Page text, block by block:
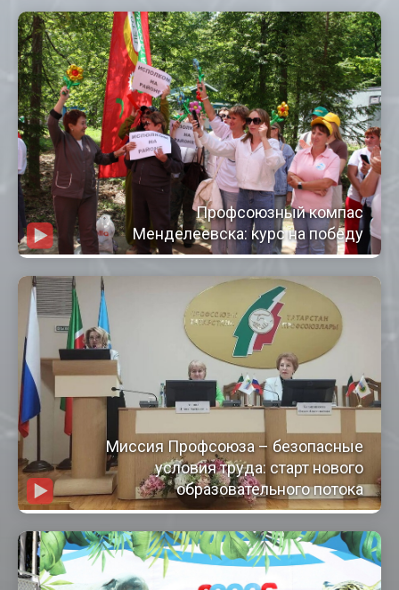
Профсоюзный компас
Менделеевска: курс на победу
Миссия Профсоюза – безопасные
условия труда: старт нового
образовательного потока